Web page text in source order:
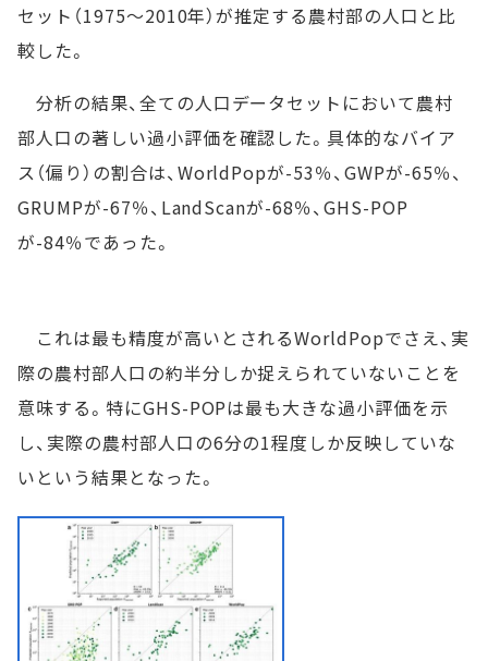
セット（1975～2010年）が推定する農村部の人口と比
較した。
分析の結果、全ての人口データセットにおいて農村
部人口の著しい過小評価を確認した。具体的なバイア
ス（偏り）の割合は、WorldPopが-53％、GWPが-65％、
GRUMPが-67％、LandScanが-68％、GHS-POP
が-84％であった。
これは最も精度が高いとされるWorldPopでさえ、実
際の農村部人口の約半分しか捉えられていないことを
意味する。特にGHS-POPは最も大きな過小評価を示
し、実際の農村部人口の6分の1程度しか反映していな
いという結果となった。